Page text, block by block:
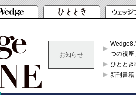
お知らせ
Wedge8
つの視座
ひとと
新刊書籍